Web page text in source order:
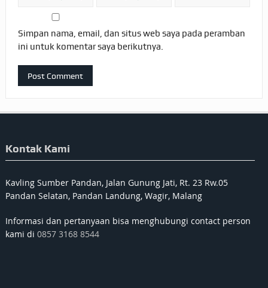
Simpan nama, email, dan situs web saya pada peramban
ini untuk komentar saya berikutnya.
Kontak Kami
Kavling Sumber Pandan, Jalan Gunung Jati, Rt. 23 Rw.05
Pandan Selatan, Pandan Landung, Wagir, Malang
Informasi dan pertanyaan bisa menghubungi contact person
kami di 0857 3168 8544